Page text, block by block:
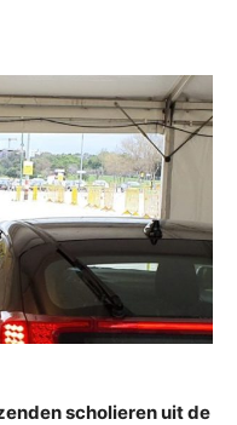
scholieren uit de